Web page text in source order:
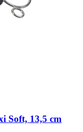
Soft, 13,5 cm